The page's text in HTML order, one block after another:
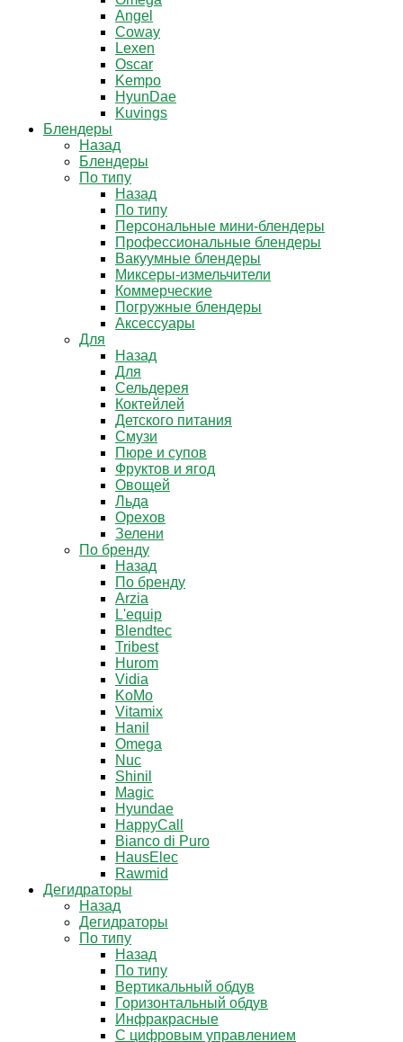
Angel
Coway
Lexen
Oscar
Kempo
HyunDae
Kuvings
Блендеры
Назад
Блендеры
По типу
Назад
По типу
Персональные мини-блендеры
Профессиональные блендеры
Вакуумные блендеры
Миксеры-измельчители
Коммерческие
Погружные блендеры
Аксессуары
Для
Назад
Для
Сельдерея
Коктейлей
Детского питания
Смузи
Пюре и супов
Фруктов и ягод
Овощей
Льда
Орехов
Зелени
По бренду
Назад
По бренду
Arzia
L'equip
Blendtec
Tribest
Hurom
Vidia
KoMo
Vitamix
Hanil
Omega
Nuc
Shinil
Magic
Hyundae
HappyCall
Bianco di Puro
HausElec
Rawmid
Дегидраторы
Назад
Дегидраторы
По типу
Назад
По типу
Вертикальный обдув
Горизонтальный обдув
Инфракрасные
С цифровым управлением